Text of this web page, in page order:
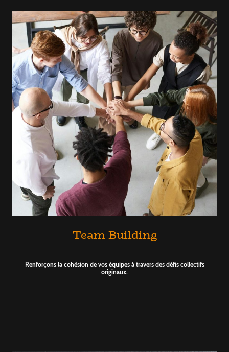
Team Building
Renforçons la cohésion de vos équipes à travers des défis collectifs
originaux.